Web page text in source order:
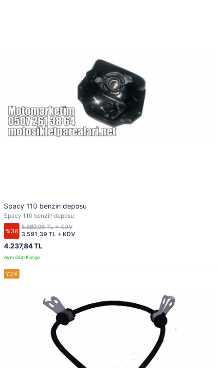
Spacy 110 benzin deposu
Spacy 110 benzin deposu
%36
4.237,84 TL
3.591,39 TL + KDV
5.689,96 TL + KDV